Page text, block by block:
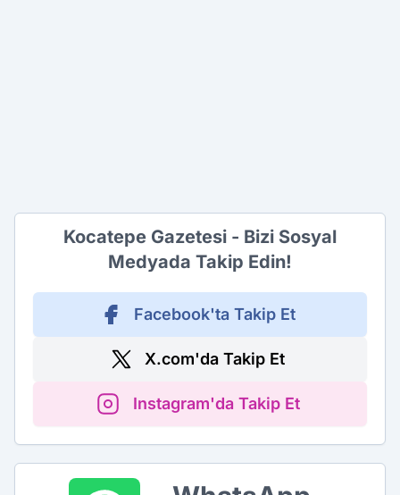
Kocatepe Gazetesi - Bizi Sosyal
Medyada Takip Edin!
Facebook'ta Takip Et
X.com'da Takip Et
Instagram'da Takip Et